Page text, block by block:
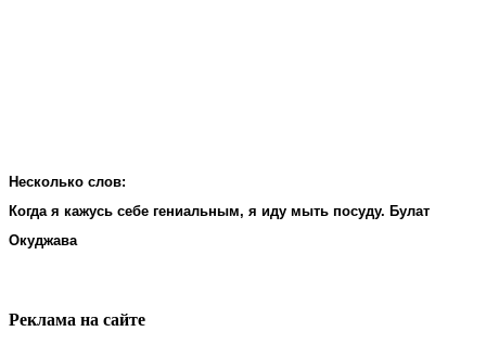
Несколько слов:
Когда я кажусь себе гениальным, я иду мыть посуду. Булат
Окуджава
Реклама на cайте